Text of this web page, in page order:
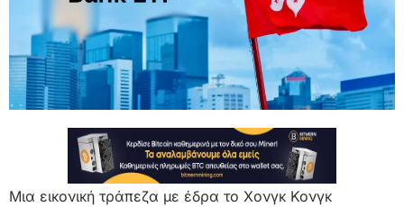
Μια εικονική τράπεζα με έδρα το Χονγκ Κονγκ